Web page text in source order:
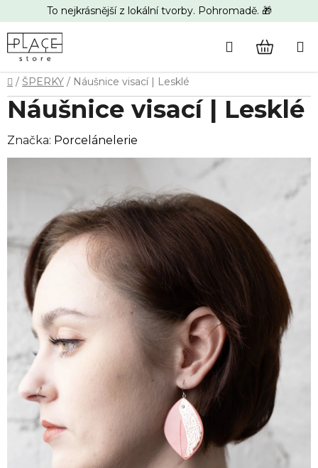
na
obsah
To nejkrásnější z lokální tvorby. Pohromadě. 🎁
Hledat
Domů
/ ŠPERKY / Náušnice visací | Lesklé
Náušnice visací | Lesklé
Značka: Porcelánelerie